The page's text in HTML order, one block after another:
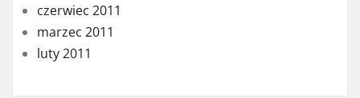
czerwiec 2011
marzec 2011
luty 2011